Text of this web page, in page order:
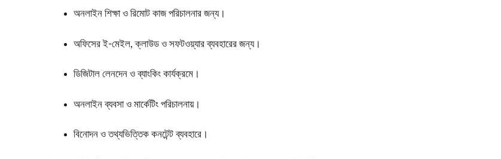
অনলাইন শিক্ষা ও রিমোট কাজ পরিচালনার জন্য।
অফিসের ই-মেইল, ক্লাউড ও সফটওয়্যার ব্যবহারের জন্য।
ডিজিটাল লেনদেন ও ব্যাংকিং কার্যক্রমে।
অনলাইন ব্যবসা ও মার্কেটিং পরিচালনায়।
বিনোদন ও তথ্যভিত্তিক কনটেন্ট ব্যবহারে।